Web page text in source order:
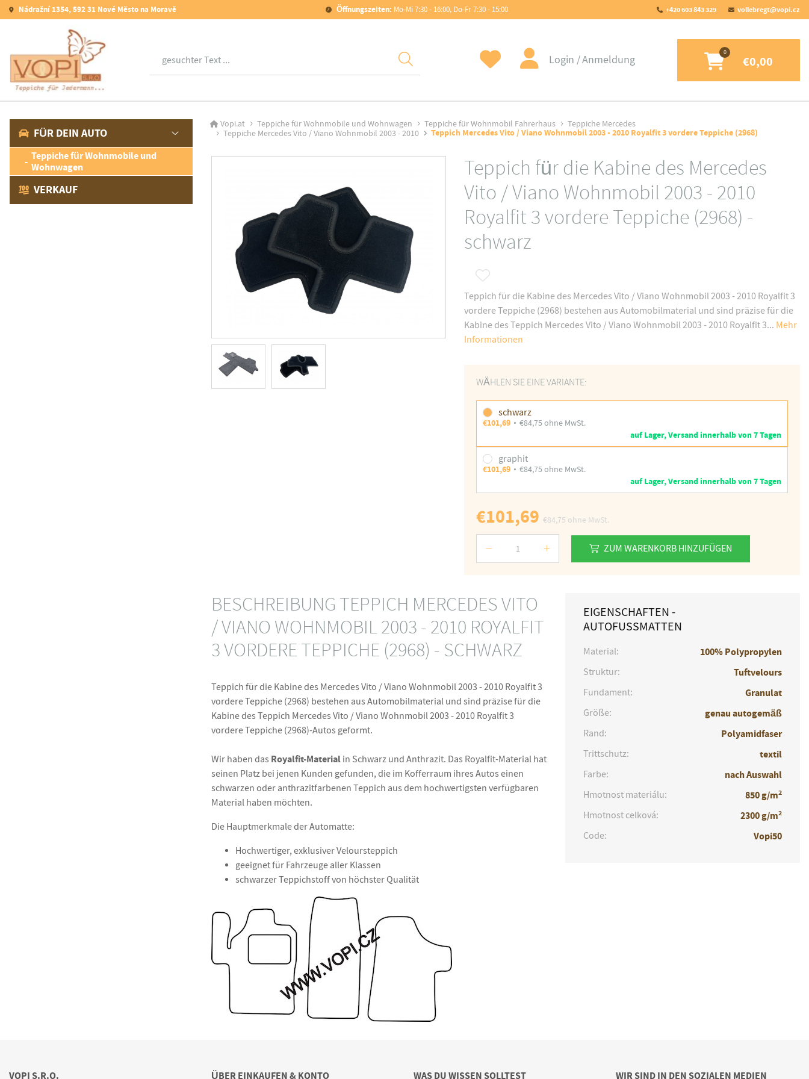
Nádražní 1354, 592 31 Nové Město na Moravě Öffnungszeiten: Mo-Mi 7:30 - 16:00, Do-Fr 7:30 - 15:00 +420 603 843 329 vollebregt@vopi.cz
Login Anmeldung €0,00
FÜR DEIN AUTO
Teppiche für Wohnmobile und
Wohnwagen
VERKAUF
Vopi.at Teppiche für Wohnmobile und Wohnwagen Teppiche für Wohnmobil Fahrerhaus
Teppiche Mercedes
Teppiche Mercedes Vito / Viano Wohnmobil 2003 - 2010
Teppich Mercedes Vito / Viano Wohnmobil 2003 - 2010 Royalfit 3 vordere Teppiche (2968)
Teppich für die Kabine des Mercedes
Vito / Viano Wohnmobil 2003 - 2010
Royalfit 3 vordere Teppiche (2968) -
schwarz
Teppich für die Kabine des Mercedes Vito / Viano Wohnmobil 2003 - 2010 Royalfit 3
vordere Teppiche (2968) bestehen aus Automobilmaterial und sind präzise für die
Kabine des Teppich Mercedes Vito / Viano Wohnmobil 2003 - 2010 Royalfit 3... Mehr
Informationen
WÄHLEN SIE EINE VARIANTE:
schwarz
€101,69 €84,75 ohne MwSt.
auf Lager, Versand innerhalb von 7 Tagen
graphit
€101,69 €84,75 ohne MwSt.
auf Lager, Versand innerhalb von 7 Tagen
€101,69 €84,75 ohne MwSt.
ZUM WARENKORB HINZUFÜGEN
BESCHREIBUNG TEPPICH MERCEDES VITO
/ VIANO WOHNMOBIL 2003 - 2010 ROYALFIT
3 VORDERE TEPPICHE (2968) - SCHWARZ
Teppich für die Kabine des Mercedes Vito / Viano Wohnmobil 2003 - 2010 Royalfit 3
vordere Teppiche (2968) bestehen aus Automobilmaterial und sind präzise für die
Kabine des Teppich Mercedes Vito / Viano Wohnmobil 2003 - 2010 Royalfit 3
vordere Teppiche (2968)-Autos geformt.
Wir haben das Royalfit-Material in Schwarz und Anthrazit. Das Royalfit-Material hat
seinen Platz bei jenen Kunden gefunden, die im Kofferraum ihres Autos einen
schwarzen oder anthrazitfarbenen Teppich aus dem hochwertigsten verfügbaren
Material haben möchten.
Die Hauptmerkmale der Automatte:
Hochwertiger, exklusiver Veloursteppich
geeignet für Fahrzeuge aller Klassen
schwarzer Teppichstoff von höchster Qualität
EIGENSCHAFTEN -
AUTOFUSSMATTEN
Material: 100% Polypropylen
Struktur: Tuftvelours
Fundament: Granulat
Größe: genau autogemäß
Rand: Polyamidfaser
Trittschutz: textil
Farbe: nach Auswahl
Hmotnost materiálu: 850 g/m2
Hmotnost celková: 2300 g/m2
Code: Vopi50
VOPI S.R.O. ÜBER EINKAUFEN & KONTO WAS DU WISSEN SOLLTEST WIR SIND IN DEN SOZIALEN MEDIEN